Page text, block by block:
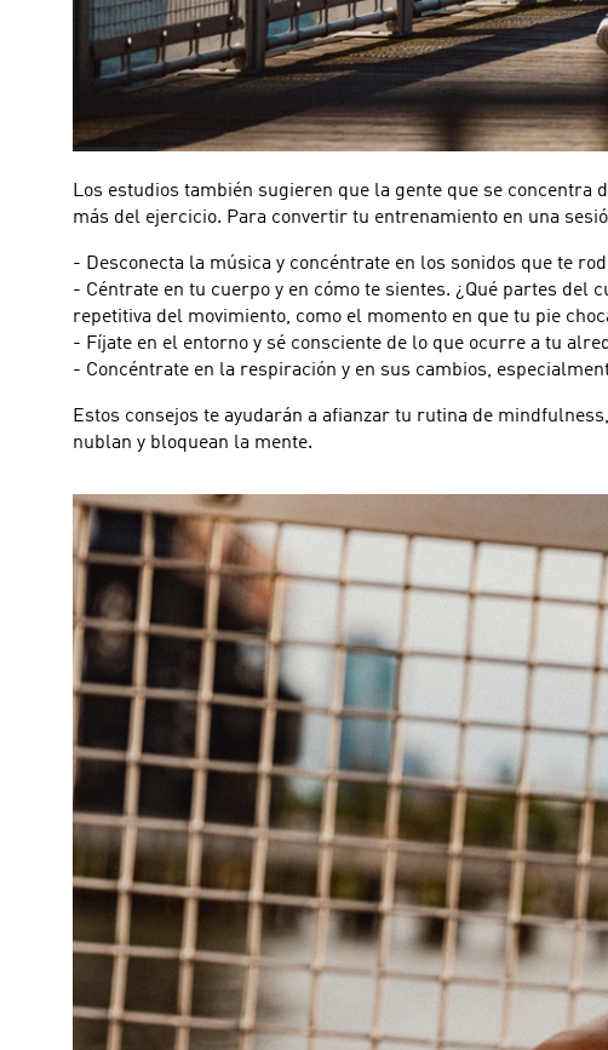
Los estudios también sugieren que la gente que se
más del ejercicio. Para convertir tu entrenamiento en una
- Desconecta la música y concéntrate en los sonidos que te
- Céntrate en tu cuerpo y en cómo te sientes. ¿Qué partes
repetitiva del movimiento, como el momento en que tu pie
- Fíjate en el entorno y sé consciente de lo que ocurre a tu
- Concéntrate en la respiración y en sus cambios,
Estos consejos te ayudarán a afianzar tu rutina de
nublan y bloquean la mente.